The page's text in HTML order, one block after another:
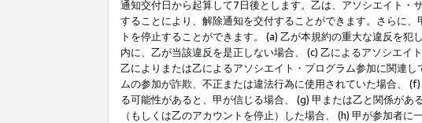
通知交付日から起算して7日後とします。乙は、アソシエイト・
することにより、解除通知を交付することができます。さらに
トを停止することができます。 (a) 乙が本規約の重大な違反を
内に、乙が当該違反を是正しない場合、 (c) 乙によるアソシエ
乙によりまたは乙によるアソシエイト・プログラム参加に関連
ムの参加が詐欺、不正または違法行為に使用されていた場合、
る可能性があると、甲が信じる場合、 (g) 甲または乙と関係が
（もしくは乙のアカウントを停止）した場合、 (h) 甲が参加者